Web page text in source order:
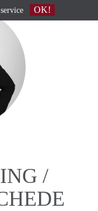
/
OK!